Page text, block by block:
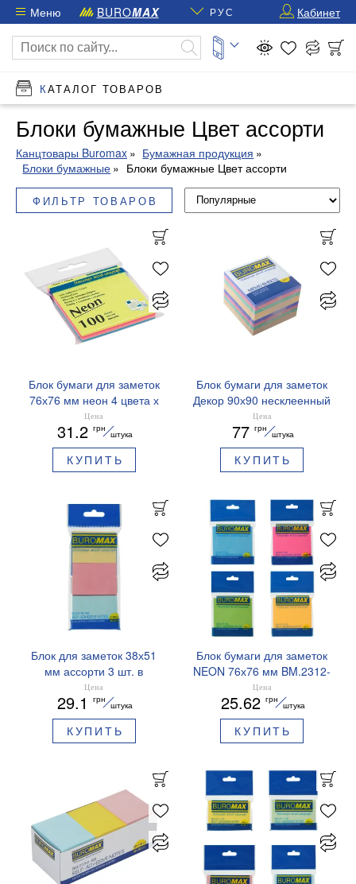
Меню BUROMAX РУС Кабинет
КАТАЛОГ ТОВАРОВ
Блоки бумажные Цвет ассорти
Канцтовары Buromax
Бумажная продукция
Блоки бумажные
Блоки бумажные Цвет ассорти
ФИЛЬТР ТОВАРОВ
Блок бумаги для заметок
76х76 мм неон 4 цвета х
25л BM.2312-97 Buromax
Цена
31.2 грн
штука
КУПИТЬ
Блок бумаги для заметок
Декор 90х90 несклеенный
BM.2289 Buromax
Цена
77 грн
штука
КУПИТЬ
Блок для заметок 38х51
мм ассорти 3 шт. в
блистере BM.2319-99
Buromax
Цена
29.1 грн
штука
КУПИТЬ
Блок бумаги для заметок
NEON 76х76 мм BM.2312-
98 Buromax ассорти
Цена
25.62 грн
штука
КУПИТЬ